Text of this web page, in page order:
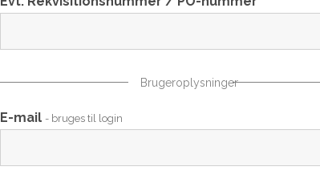
Brugeroplysninger
E-mail - bruges til login